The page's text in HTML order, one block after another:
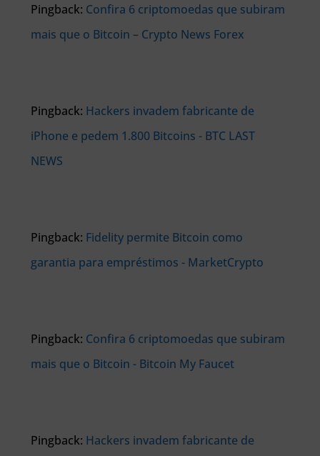
Pingback: Confira 6 criptomoedas que subiram
mais que o Bitcoin – Crypto News Forex
Pingback: Hackers invadem fabricante de
iPhone e pedem 1.800 Bitcoins - BTC LAST
NEWS
Pingback: Fidelity permite Bitcoin como
garantia para empréstimos - MarketCrypto
Pingback: Confira 6 criptomoedas que subiram
mais que o Bitcoin - Bitcoin My Faucet
Pingback: Hackers invadem fabricante de